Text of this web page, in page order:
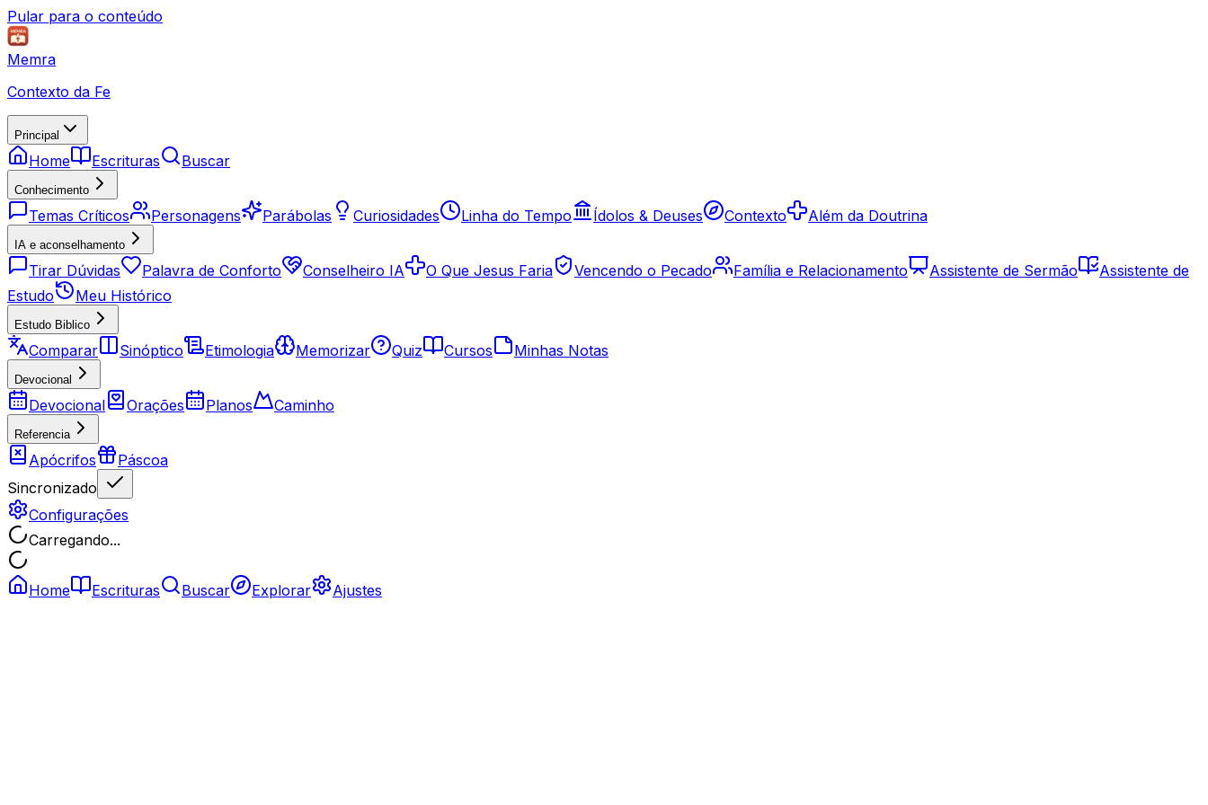
Pular para o conteúdo
Memra
Contexto da Fe
Principal
Home Escrituras Buscar
Conhecimento
Temas Críticos Personagens Parábolas Curiosidades Linha do Tempo Ídolos & Deuses Contexto Além da Doutrina
IA e aconselhamento
Tirar Dúvidas Palavra de Conforto Conselheiro IA O Que Jesus Faria Vencendo o Pecado Família e Relacionamento Assistente de Sermão
Assistente de
Estudo
Meu Histórico
Estudo Biblico
Comparar Sinóptico Etimologia Memorizar Quiz Cursos Minhas Notas
Devocional
Devocional Orações Planos Caminho
Referencia
Apócrifos
Páscoa
Sincronizado
Configurações
Carregando...
Home Escrituras Buscar Explorar Ajustes